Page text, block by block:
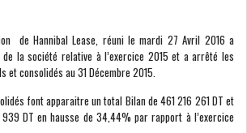
ACTUALITÉS
GOUVERNEMENT
de Hannibal Lease, réuni le mardi 27 Avril 2016 a
de la société relative à l’exercice 2015 et a arrêté les
consolidés au 31 Décembre 2015.
font apparaitre un total Bilan de 461 216 261 DT et
DT en hausse de 34,44% par rapport à l’exercice